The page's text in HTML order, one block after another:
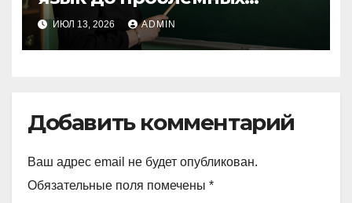
размеров
ИЮЛ 13, 2026 ADMIN
Добавить комментарий
Ваш адрес email не будет опубликован.
Обязательные поля помечены *